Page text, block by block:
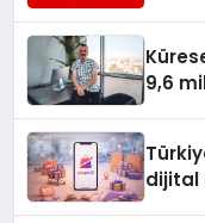
9,6
dijital